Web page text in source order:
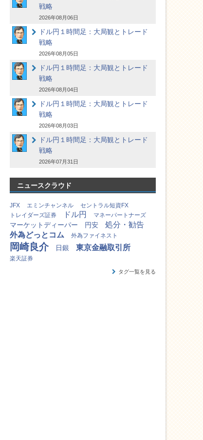
戦略
2026年08月06日
ドル円１時間足：大局観とトレード
戦略
2026年08月05日
ドル円１時間足：大局観とトレード
戦略
2026年08月04日
ドル円１時間足：大局観とトレード
戦略
2026年08月03日
ドル円１時間足：大局観とトレード
戦略
2026年07月31日
ニュースクラウド
JFX エミンチャンネル
セントラル短資FX
トレイダーズ証券
ドル円 マネーパートナーズ
マーケットディーパー 円安
処分・勧告
外為どっとコム
外為ファイネスト
岡崎良介 日銀 東京金融取引所
楽天証券
タグ一覧を見る